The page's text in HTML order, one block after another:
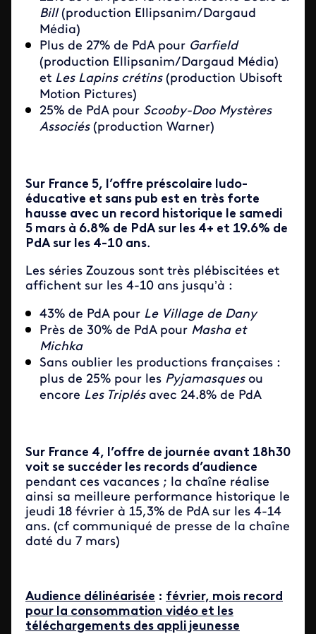
Bill(production Ellipsanim/Dargaud
Média)
Plus de 27% de PdA pour Garfield
(production Ellipsanim/Dargaud Média)
et Les Lapins crétins(production Ubisoft
Motion Pictures)
25% de PdA pour Scooby-Doo Mystères
Associés(production Warner)
Sur France 5, l’offre préscolaire ludo-
éducative et sans pub est en très forte
hausse avec un record historique le samedi
5 mars à 6.8% de PdA sur les 4+ et 19.6% de
PdA sur les 4-10 ans.
Les séries Zouzous sont très plébiscitées et
affichent sur les 4-10 ans jusqu’à :
43% de PdA pour Le Village de Dany
Près de 30% de PdA pour Masha et
Michka
Sans oublier les productions françaises :
plus de 25% pour les Pyjamasquesou
encore Les Triplésavec 24.8% de PdA
Sur France 4, l’offre de journée avant 18h30
voit se succéder les records d’audience
pendant ces vacances ; la chaîne réalise
ainsi sa meilleure performance historique le
jeudi 18 février à 15,3% de PdA sur les 4-14
ans. (cf communiqué de presse de la chaîne
daté du 7 mars)
Audience délinéarisée : février, mois record
pour la consommation vidéo et les
téléchargements des appli jeunesse